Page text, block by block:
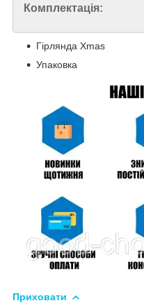
Комплектація:
Гірлянда Xmas
Упаковка
Приховати